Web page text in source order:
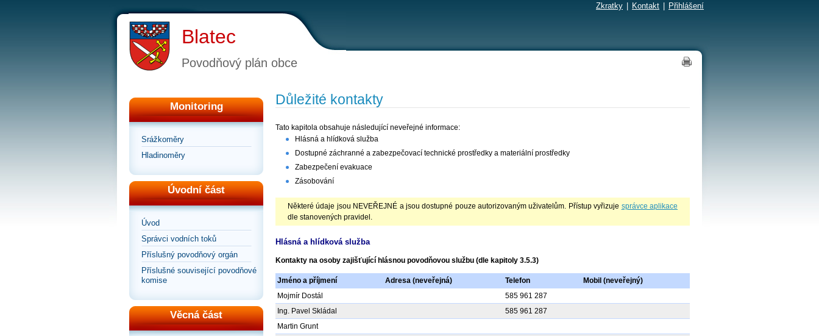
Zkratky Kontakt Přihlášení
Blatec
Povodňový plán obce
Monitoring
Srážkoměry
Hladinoměry
Úvodní část
Úvod
Správci vodních toků
Příslušný povodňový orgán
Příslušné související povodňové
komise
Věcná část
Důležité kontakty
Tato kapitola obsahuje následující neveřejné informace:
Hlásná a hlídková služba
Dostupné záchranné a zabezpečovací technické prostředky a materiální prostředky
Zabezpečení evakuace
Zásobování
Některé údaje jsou NEVEŘEJNÉ a jsou dostupné pouze autorizovaným uživatelům. Přístup vyřizuje správce aplikace
dle stanovených pravidel.
Hlásná a hlídková služba
Kontakty na osoby zajišťující hlásnou povodňovou službu (dle kapitoly 3.5.3)
Jméno a příjmení Adresa (neveřejná) Telefon
Mobil (neveřejný)
Mojmír Dostál
585 961 287
Ing. Pavel Skládal
585 961 287
Martin Grunt